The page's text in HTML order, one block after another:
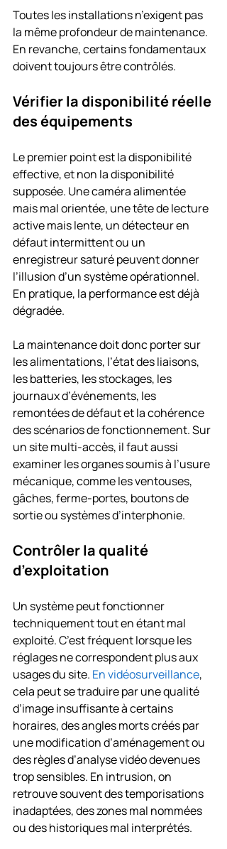
Toutes les installations n’exigent pas
la même profondeur de maintenance.
En revanche, certains fondamentaux
doivent toujours être contrôlés.
Vérifier la disponibilité réelle
des équipements
Le premier point est la disponibilité
effective, et non la disponibilité
supposée. Une caméra alimentée
mais mal orientée, une tête de lecture
active mais lente, un détecteur en
défaut intermittent ou un
enregistreur saturé peuvent donner
l’illusion d’un système opérationnel.
En pratique, la performance est déjà
dégradée.
La maintenance doit donc porter sur
les alimentations, l’état des liaisons,
les batteries, les stockages, les
journaux d’événements, les
remontées de défaut et la cohérence
des scénarios de fonctionnement. Sur
un site multi-accès, il faut aussi
examiner les organes soumis à l’usure
mécanique, comme les ventouses,
gâches, ferme-portes, boutons de
sortie ou systèmes d’interphonie.
Contrôler la qualité
d’exploitation
Un système peut fonctionner
techniquement tout en étant mal
exploité. C’est fréquent lorsque les
réglages ne correspondent plus aux
usages du site. En vidéosurveillance,
cela peut se traduire par une qualité
d’image insuffisante à certains
horaires, des angles morts créés par
une modification d’aménagement ou
des règles d’analyse vidéo devenues
trop sensibles. En intrusion, on
retrouve souvent des temporisations
inadaptées, des zones mal nommées
ou des historiques mal interprétés.